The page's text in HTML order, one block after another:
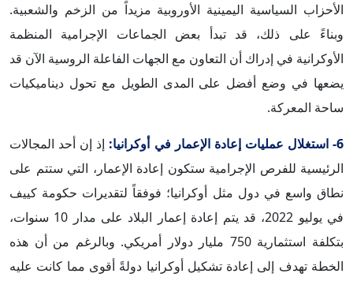
الأحزاب السياسية اليمينية الأوروبية مزيداً من الزخم والشعبية.
وبناءً على ذلك، قد تبدأ بعض الجماعات الإجرامية المنظمة
الأوكرانية في إدراك أن التعاون مع الجهات الفاعلة الروسية الآن قد
يضعها في وضع أفضل على المدى الطويل مع تحول ديناميكيات
ساحة المعركة.
6- استغلال عمليات إعادة الإعمار في أوكرانيا:
إذ إن أحد المجالات
الرئيسية للفرص الإجرامية ستكون إعادة الإعمار، التي ستتم على
نطاق واسع في دول مثل أوكرانيا؛ فوفقاً لتقديرات حكومة كييف
في يوليو 2022، قد يتم إعادة إعمار البلاد على مدار 10 سنوات،
بتكلفة استثمارية 750 مليار دولار أمريكي. وبالرغم من أن هذه
الخطة تهدف إلى إعادة تشكيل أوكرانيا دولةً أقوى مما كانت عليه